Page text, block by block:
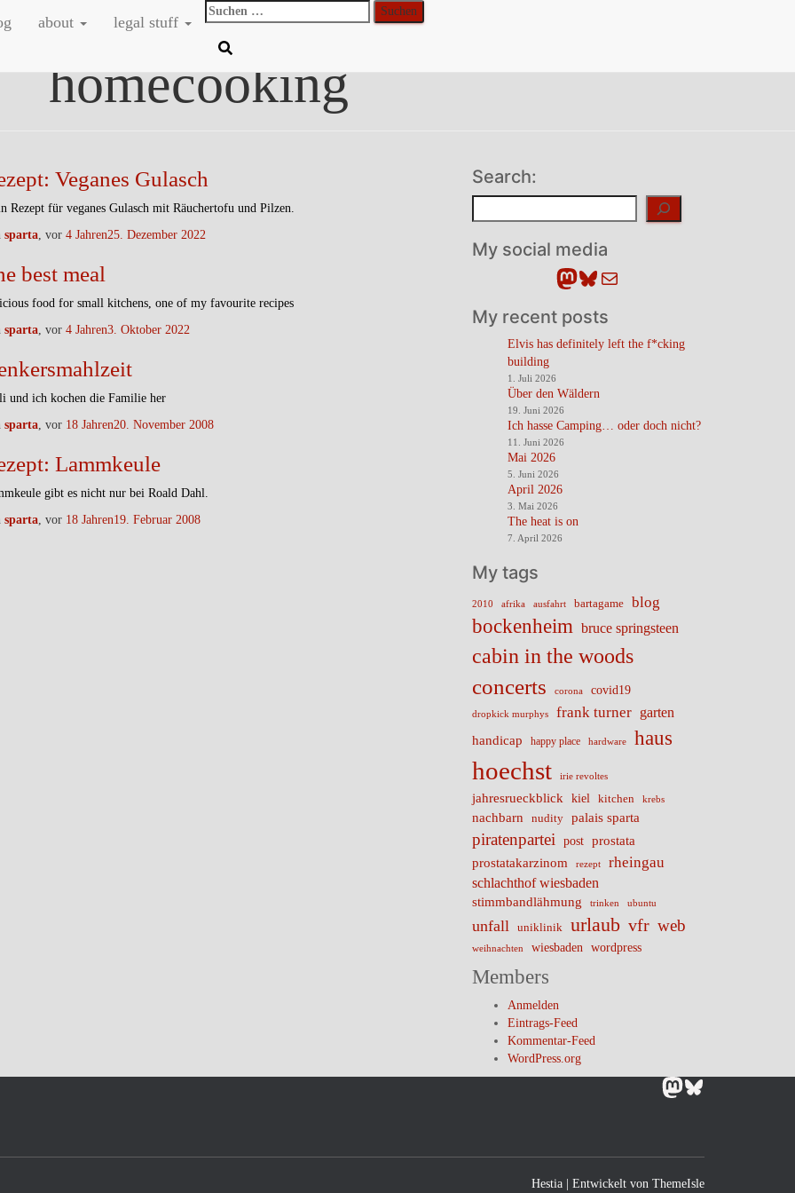
about legal stuff
Suchen
nach:
homecooking
Veganes Gulasch
Rezept für veganes Gulasch mit Räuchertofu und Pilzen.
sparta, vor 4 Jahren25. Dezember 2022
best meal
food for small kitchens, one of my favourite recipes
sparta, vor 4 Jahren3. Oktober 2022
und ich kochen die Familie her
sparta, vor 18 Jahren20. November 2008
Lammkeule
gibt es nicht nur bei Roald Dahl.
sparta, vor 18 Jahren19. Februar 2008
Search:
My social media
Mastodon
Bluesky
E-Mail
My recent posts
Elvis has definitely left the f*cking
building
1. Juli 2026
Über den Wäldern
19. Juni 2026
Ich hasse Camping… oder doch nicht?
11. Juni 2026
Mai 2026
5. Juni 2026
April 2026
3. Mai 2026
The heat is on
7. April 2026
My tags
2010 afrika ausfahrt bartagame blog
bockenheim bruce springsteen
cabin in the woods
concerts
corona covid19
dropkick murphys frank turner
garten
handicap
happy place hardware haus
hoechst irie revoltes
jahresrueckblick kiel kitchen krebs
nachbarn nudity palais sparta
piratenpartei post
prostata
prostatakarzinom
rezept rheingau
schlachthof wiesbaden
stimmbandlähmung trinken ubuntu
unfall uniklinik urlaub vfr web
weihnachten wiesbaden wordpress
Members
Anmelden
Eintrags-Feed
Kommentar-Feed
WordPress.org
Mastodon
Bluesky
Hestia | Entwickelt von ThemeIsle